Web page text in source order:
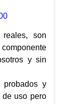
son
y sin
probados y
de uso pero